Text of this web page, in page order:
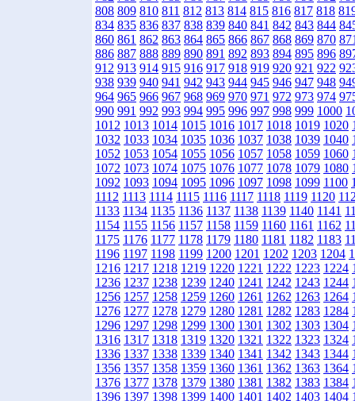
808 809 810 811 812 813 814 815 816 817 818
834 835 836 837 838 839 840 841 842 843 844
860 861 862 863 864 865 866 867 868 869 870
886 887 888 889 890 891 892 893 894 895 896
912 913 914 915 916 917 918 919 920 921 922
938 939 940 941 942 943 944 945 946 947 948
964 965 966 967 968 969 970 971 972 973 974
990 991 992 993 994 995 996 997 998 999 1000
1012 1013 1014 1015 1016 1017 1018 1019 1020
1032 1033 1034 1035 1036 1037 1038 1039 1040
1052 1053 1054 1055 1056 1057 1058 1059 1060
1072 1073 1074 1075 1076 1077 1078 1079 1080
1092 1093 1094 1095 1096 1097 1098 1099 1100
1112 1113 1114 1115 1116 1117 1118 1119 1120
1133 1134 1135 1136 1137 1138 1139 1140 1141
1154 1155 1156 1157 1158 1159 1160 1161 1162
1175 1176 1177 1178 1179 1180 1181 1182 1183
1196 1197 1198 1199 1200 1201 1202 1203 1204
1216 1217 1218 1219 1220 1221 1222 1223 1224
1236 1237 1238 1239 1240 1241 1242 1243 1244
1256 1257 1258 1259 1260 1261 1262 1263 1264
1276 1277 1278 1279 1280 1281 1282 1283 1284
1296 1297 1298 1299 1300 1301 1302 1303 1304
1316 1317 1318 1319 1320 1321 1322 1323 1324
1336 1337 1338 1339 1340 1341 1342 1343 1344
1356 1357 1358 1359 1360 1361 1362 1363 1364
1376 1377 1378 1379 1380 1381 1382 1383 1384
1396 1397 1398 1399 1400 1401 1402 1403 1404